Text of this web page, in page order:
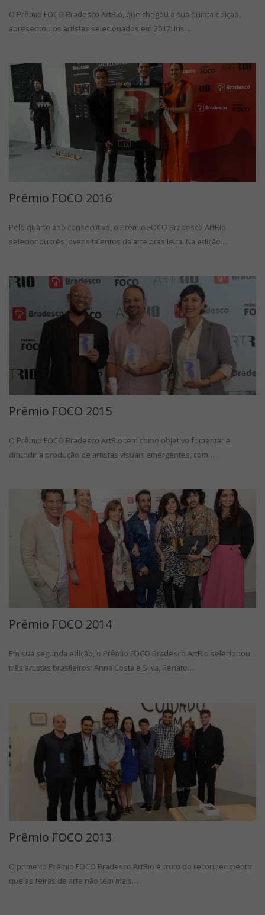
O Prêmio FOCO Bradesco ArtRio, que chegou a sua quinta edição,
apresentou os artistas selecionados em 2017: Iris…
Prêmio FOCO 2016
Pelo quarto ano consecutivo, o Prêmio FOCO Bradesco ArtRio
selecionou três jovens talentos da arte brasileira. Na edição…
Prêmio FOCO 2015
O Prêmio FOCO Bradesco ArtRio tem como objetivo fomentar e
difundir a produção de artistas visuais emergentes, com…
Prêmio FOCO 2014
Em sua segunda edição, o Prêmio FOCO Bradesco ArtRio selecionou
três artistas brasileiros: Anna Costa e Silva, Renato…
Prêmio FOCO 2013
O primeiro Prêmio FOCO Bradesco ArtRio é fruto do reconhecimento
que as feiras de arte não têm mais…